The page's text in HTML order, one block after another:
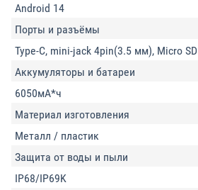
Android 14
Порты и разъёмы
Type-C, mini-jack 4pin(3.5 мм), Micro SD
Аккумуляторы и батареи
6050мА*ч
Материал изготовления
Металл / пластик
Защита от воды и пыли
IP68/IP69K